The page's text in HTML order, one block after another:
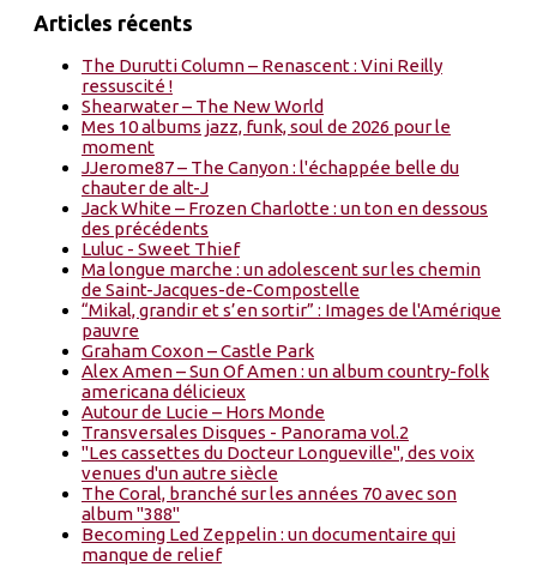
Articles récents
The Durutti Column – Renascent : Vini Reilly
ressuscité !
Shearwater – The New World
Mes 10 albums jazz, funk, soul de 2026 pour le
moment
JJerome87 – The Canyon : l'échappée belle du
chauter de alt-J
Jack White – Frozen Charlotte : un ton en dessous
des précédents
Luluc - Sweet Thief
Ma longue marche : un adolescent sur les chemin
de Saint-Jacques-de-Compostelle
“Mikal, grandir et s’en sortir” : Images de l'Amérique
pauvre
Graham Coxon – Castle Park
Alex Amen – Sun Of Amen : un album country-folk
americana délicieux
Autour de Lucie – Hors Monde
Transversales Disques - Panorama vol.2
"Les cassettes du Docteur Longueville", des voix
venues d'un autre siècle
The Coral, branché sur les années 70 avec son
album "388"
Becoming Led Zeppelin : un documentaire qui
manque de relief